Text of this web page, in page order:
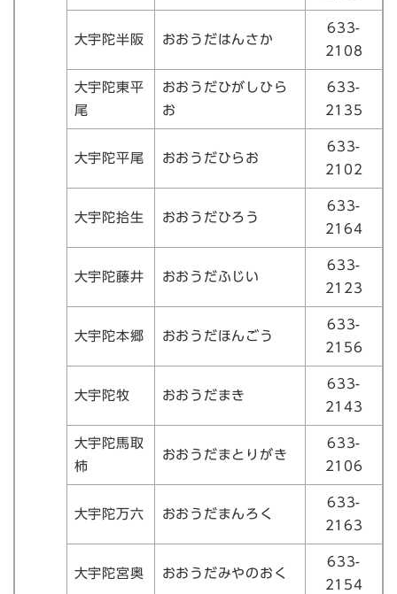
大宇陀半阪 おおうだはんさか
633-
2108
大宇陀東平
尾
おおうだひがしひら
お
633-
2135
大宇陀平尾 おおうだひらお
633-
2102
大宇陀拾生 おおうだひろう
633-
2164
大宇陀藤井 おおうだふじい
633-
2123
大宇陀本郷 おおうだほんごう
633-
2156
大宇陀牧 おおうだまき
633-
2143
大宇陀馬取
柿
おおうだまとりがき
633-
2106
大宇陀万六 おおうだまんろく
633-
2163
大宇陀宮奥 おおうだみやのおく
633-
2154